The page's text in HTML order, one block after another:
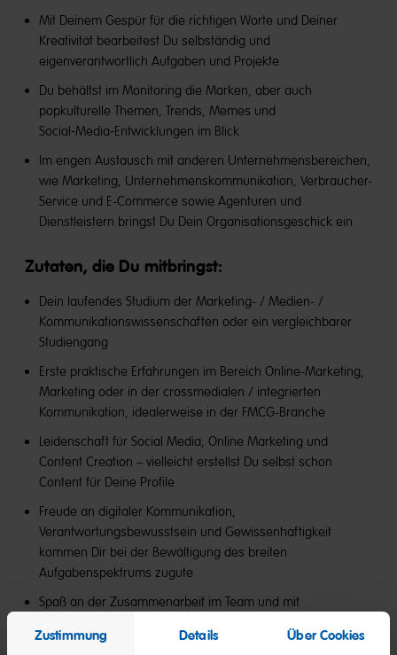
Zustimmung Details Über Cookies
Mit Deinem Gespür für die richtigen Worte und Deiner
Kreativität bearbeitest Du selbständig und
eigenverantwortlich Aufgaben und Projekte
Du behältst im Monitoring die Marken, aber auch
popkulturelle Themen, Trends, Memes und
Social‑Media‑Entwicklungen im Blick
Im engen Austausch mit anderen Unternehmensbereichen,
wie Marketing, Unternehmenskommunikation, Verbraucher-
Service und E-Commerce sowie Agenturen und
Dienstleistern bringst Du Dein Organisationsgeschick ein
Zutaten, die Du mitbringst:
Dein laufendes Studium der Marketing- / Medien- /
Kommunikationswissenschaften oder ein vergleichbarer
Studiengang
Erste praktische Erfahrungen im Bereich Online-Marketing,
Marketing oder in der crossmedialen / integrierten
Kommunikation, idealerweise in der FMCG-Branche
Leidenschaft für Social Media, Online Marketing und
Content Creation – vielleicht erstellst Du selbst schon
Content für Deine Profile
Freude an digitaler Kommunikation,
Verantwortungsbewusstsein und Gewissenhaftigkeit
kommen Dir bei der Bewältigung des breiten
Aufgabenspektrums zugute
Spaß an der Zusammenarbeit im Team und mit